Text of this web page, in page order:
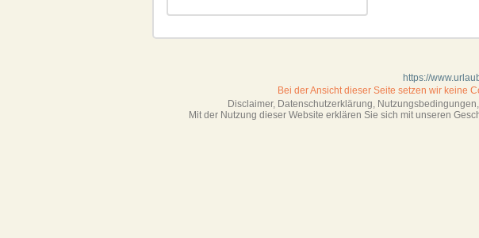
https://
Bei der Ansicht dieser Seite setzen wir keine
Disclaimer, Datenschutzerklärung,
Mit der Nutzung dieser Website erklären Sie sich mit unseren